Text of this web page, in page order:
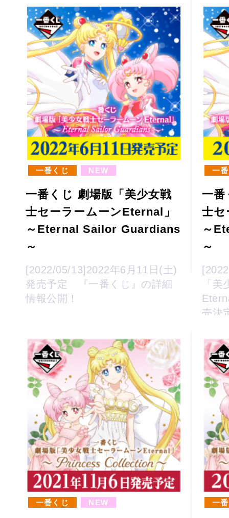
一番くじ NEW
一番くじ 劇場版「美少女戦
士セーラームーンEternal」
～Eternal Sailor Guardians
～
[2022/05/13]2022年6月11日(土)
発売予定 『一番くじ』の詳細
情報公開！
一
一番
士
～
～
「
売決
一番くじ NEW 一